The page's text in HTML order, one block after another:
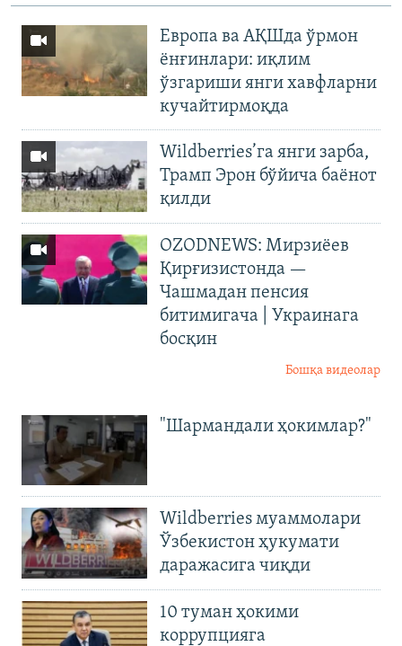
Европа ва АҚШда ўрмон
ёнғинлари: иқлим
ўзгариши янги хавфларни
кучайтирмоқда
Wildberries’га янги зарба,
Трамп Эрон бўйича баёнот
қилди
OZODNEWS: Мирзиёев
Қирғизистонда —
Чашмадан пенсия
битимигача | Украинага
босқин
Бошқа видеолар
"Шармандали ҳокимлар?"
Wildberries муаммолари
Ўзбекистон ҳукумати
даражасига чиқди
10 туман ҳокими
коррупцияга